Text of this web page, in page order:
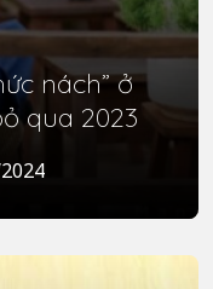
nách” ở
qua 2023